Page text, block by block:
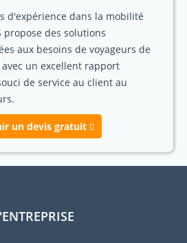
d'expérience dans la mobilité
propose des solutions
aux besoins de voyageurs de
un excellent rapport
de service au client au
un devis gratuit